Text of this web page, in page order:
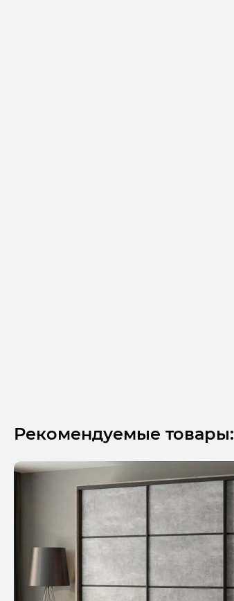
Рекомендуемые товары: